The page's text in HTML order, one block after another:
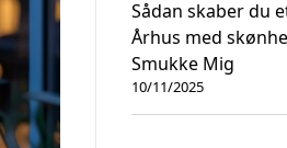
Sådan skaber du
Århus med
Smukke Mig
10/11/2025